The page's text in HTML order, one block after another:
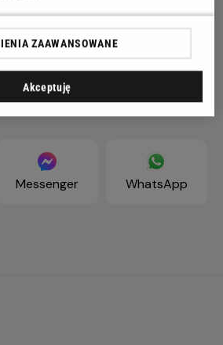
Messenger WhatsApp
ZAAWANSOWANE
Akceptuję